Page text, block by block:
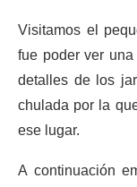
Visitamos el
fue poder ver
detalles de los
chulada por la
ese lugar.
A continuación